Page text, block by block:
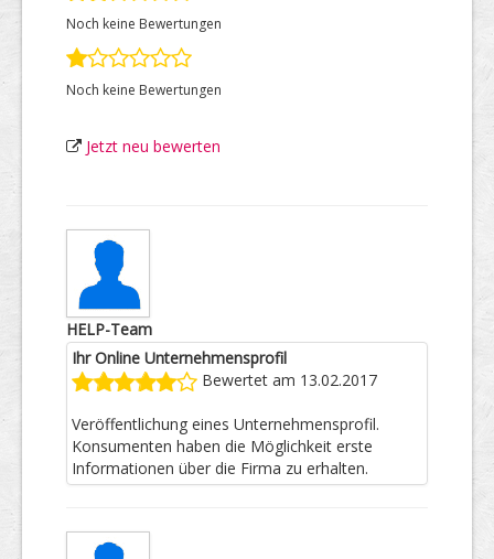
Noch keine Bewertungen
Noch keine Bewertungen
Jetzt neu bewerten
HELP-Team
Ihr Online Unternehmensprofil
Bewertet am 13.02.2017
Veröffentlichung eines Unternehmensprofil.
Konsumenten haben die Möglichkeit erste
Informationen über die Firma zu erhalten.